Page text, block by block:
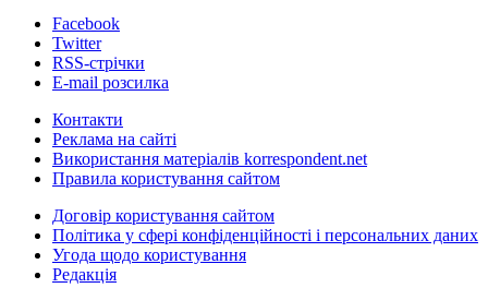
Facebook
Twitter
RSS-стрічки
E-mail розсилка
Контакти
Реклама на сайті
Використання матеріалів korrespondent.net
Правила користування сайтом
Договір користування сайтом
Політика у сфері конфіденційності і персональних даних
Угода щодо користування
Редакція